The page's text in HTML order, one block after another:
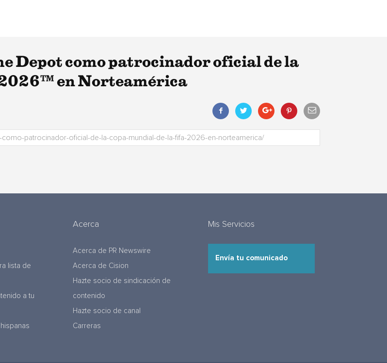
Depot como patrocinador oficial de la
en Norteamérica
lista de
a tu
Acerca
Acerca de PR Newswire
Acerca de Cision
Hazte socio de sindicación de
contenido
Hazte socio de canal
Carreras
Mis Servicios
Envía tu comunicado